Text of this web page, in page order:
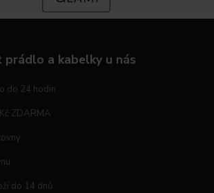
prádlo a kabelky u nás
do 24 hodin
ZDARMA
do 14 dnů